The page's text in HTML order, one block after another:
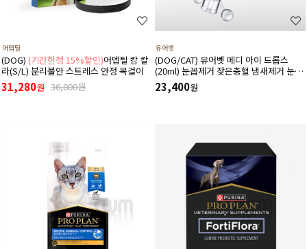
어뎁틸
(DOG) (기간한정 15%할인)어뎁틸 캄 칼
라(S/L) 분리불안 스트레스 안정 목걸이
31,280원 36,800원
유어벳
(DOG/CAT) 유어벳 메디 아이 드롭스
(20ml) 눈꼽제거 잦은충혈 냄새제거 눈물
자국 간지러움증
23,400원